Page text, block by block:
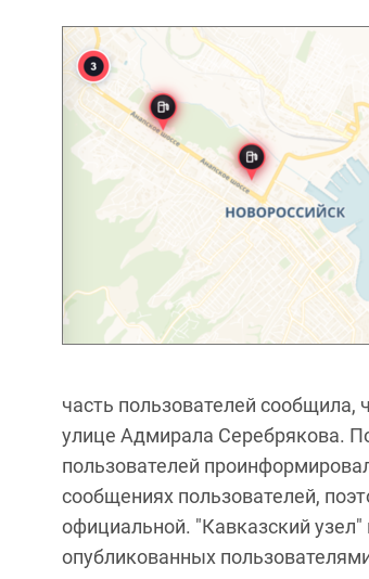
часть пользователей сообщила,
улице Адмирала Серебрякова.
пользователей
сообщениях пользователей,
официальной. "Кавказский
опубликованных